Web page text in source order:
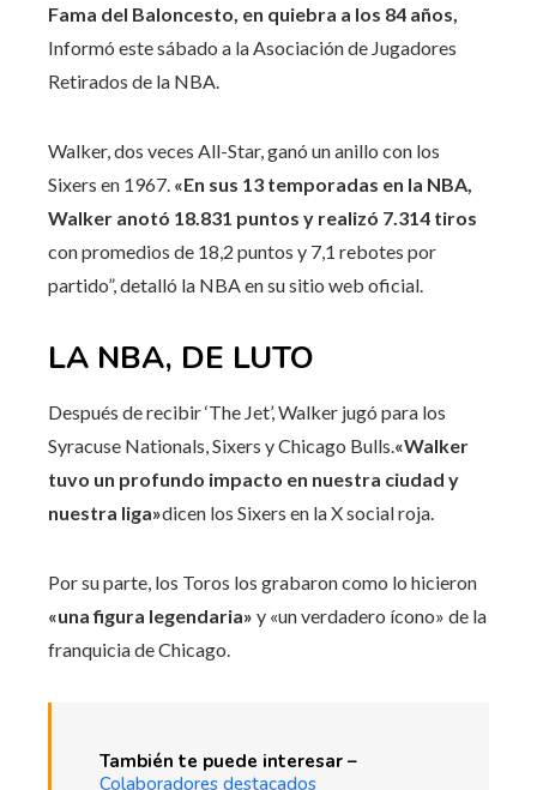
Fama del Baloncesto, en quiebra a los 84 años,
Informó este sábado a la Asociación de Jugadores
Retirados de la NBA.
Walker, dos veces All-Star, ganó un anillo con los
Sixers en 1967. «En sus 13 temporadas en la NBA,
Walker anotó 18.831 puntos y realizó 7.314 tiros
con promedios de 18,2 puntos y 7,1 rebotes por
partido”, detalló la NBA en su sitio web oficial.
LA NBA, DE LUTO
Después de recibir ‘The Jet’, Walker jugó para los
Syracuse Nationals, Sixers y Chicago Bulls.«Walker
tuvo un profundo impacto en nuestra ciudad y
nuestra liga»dicen los Sixers en la X social roja.
Por su parte, los Toros los grabaron como lo hicieron
«una figura legendaria» y «un verdadero ícono» de la
franquicia de Chicago.
También te puede interesar –
Colaboradores destacados